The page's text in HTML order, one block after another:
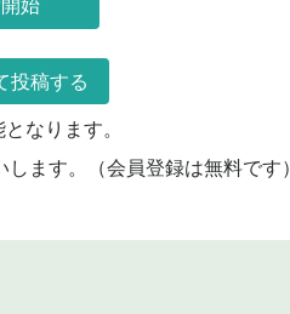
始
投稿する
なります。
ます。（会員登録は無料です）